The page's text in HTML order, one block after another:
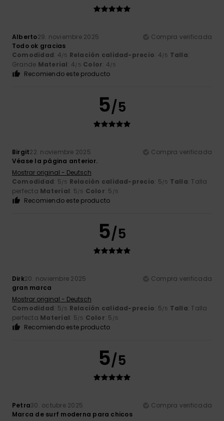
Alberto29. noviembre 2025
Compra verificada
Todo ok gracias
Comodidad: 4/5 Relación calidad-precio: 4/5 Talla:
Grande Material: 4/5 Color: 4/5
Recomiendo este producto
5/5
Birgit22. noviembre 2025
Compra verificada
Véase la página anterior.
Mostrar original - Deutsch
Comodidad: 5/5 Relación calidad-precio: 5/5 Talla: Talla
perfecta Material: 5/5 Color: 5 /5
Recomiendo este producto
5/5
Dirk20. noviembre 2025
Compra verificada
gran marca
Mostrar original - Deutsch
Comodidad: 5/5 Relación calidad-precio: 5/5 Talla: Talla
perfecta Material: 5/5 Color: 5 /5
Recomiendo este producto
5/5
Petra30. octubre 2025
Compra verificada
Marca de surf moderna para chicos